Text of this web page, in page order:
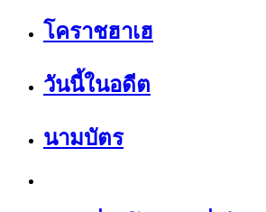
โคราชฮาเฮ
วันนี้ในอดีต
นามบัตร